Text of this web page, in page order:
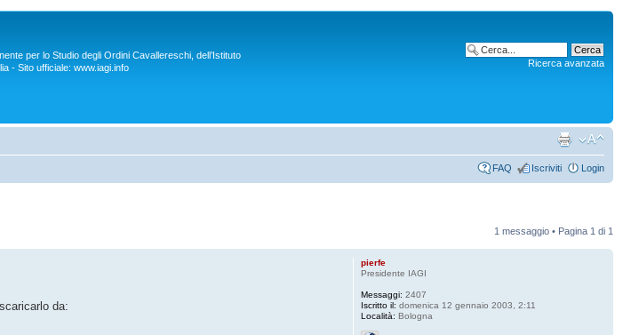
per lo Studio degli Ordini Cavallereschi, dell’Istituto
- Sito ufficiale: www.iagi.info
Ricerca avanzata
FAQ Iscriviti Login
1 messaggio • Pagina 1 di 1
da:
pierfe
Presidente IAGI
Messaggi: 2407
Iscritto il: domenica 12 gennaio 2003, 2:11
Località: Bologna